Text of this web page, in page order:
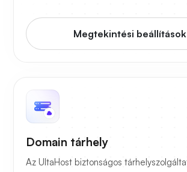
Megtekintési beállítások
Domain tárhely
Az UltaHost biztonságos